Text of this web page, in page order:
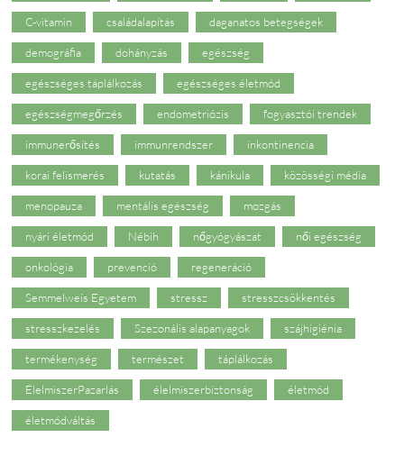
C-vitamin családalapítás daganatos betegségek
demográfia dohányzás egészség
egészséges táplálkozás egészséges életmód
egészségmegőrzés endometriózis fogyasztói trendek
immunerősítés immunrendszer inkontinencia
korai felismerés kutatás kánikula közösségi média
menopauza mentális egészség mozgás
nyári életmód Nébih nőgyógyászat női egészség
onkológia prevenció regeneráció
Semmelweis Egyetem stressz stresszcsökkentés
stresszkezelés Szezonális alapanyagok szájhigiénia
termékenység természet táplálkozás
ÉlelmiszerPazarlás élelmiszerbiztonság életmód
életmódváltás